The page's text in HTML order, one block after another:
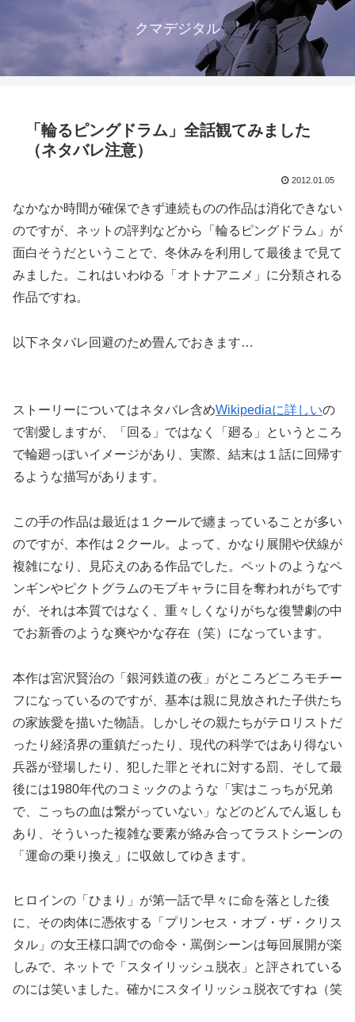
クマデジタル
「輪るピングドラム」全話観てみました
（ネタバレ注意）
2012.01.05
なかなか時間が確保できず連続ものの作品は消化できない
のですが、ネットの評判などから「輪るピングドラム」が
面白そうだということで、冬休みを利用して最後まで見て
みました。これはいわゆる「オトナアニメ」に分類される
作品ですね。
以下ネタバレ回避のため畳んでおきます…
ストーリーについてはネタバレ含めWikipediaに詳しいの
で割愛しますが、「回る」ではなく「廻る」というところ
で輪廻っぽいイメージがあり、実際、結末は１話に回帰す
るような描写があります。
この手の作品は最近は１クールで纏まっていることが多い
のですが、本作は２クール。よって、かなり展開や伏線が
複雑になり、見応えのある作品でした。ペットのようなペ
ンギンやピクトグラムのモブキャラに目を奪われがちです
が、それは本質ではなく、重々しくなりがちな復讐劇の中
でお新香のような爽やかな存在（笑）になっています。
本作は宮沢賢治の「銀河鉄道の夜」がところどころモチー
フになっているのですが、基本は親に見放された子供たち
の家族愛を描いた物語。しかしその親たちがテロリストだ
ったり経済界の重鎮だったり、現代の科学ではあり得ない
兵器が登場したり、犯した罪とそれに対する罰、そして最
後には1980年代のコミックのような「実はこっちが兄弟
で、こっちの血は繋がっていない」などのどんでん返しも
あり、そういった複雑な要素が絡み合ってラストシーンの
「運命の乗り換え」に収斂してゆきます。
ヒロインの「ひまり」が第一話で早々に命を落とした後
に、その肉体に憑依する「プリンセス・オブ・ザ・クリス
タル」の女王様口調での命令・罵倒シーンは毎回展開が楽
しみで、ネットで「スタイリッシュ脱衣」と評されている
のには笑いました。確かにスタイリッシュ脱衣ですね（笑